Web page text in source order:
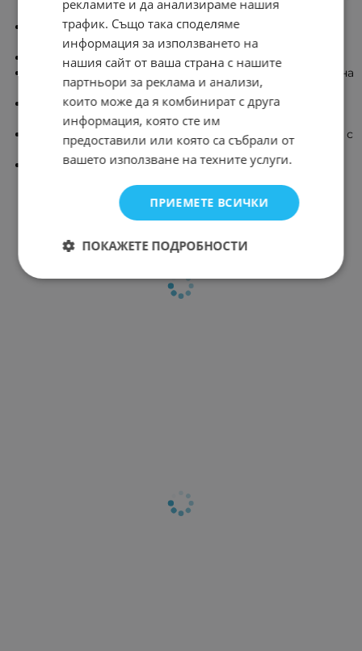
на звука
Той е съместим с компютри и преносими
компютри
Уникален интелигентен дизайн
Връзка 3.5MM аудио жак честотен диапазон изходна
мощност от 3 40Hz-20KHz
Съотношението сигнал / шум е повече от 75 dB
канал 2.2 USB захранващ режим
Разширеното съхранение не поддържа пластмаса с
1 обвивка
Тегло на кутията 0.1 (KG)
рекламите и да анализираме нашия
трафик. Също така споделяме
информация за използването на
нашия сайт от ваша страна с нашите
партньори за реклама и анализи,
които може да я комбинират с друга
информация, която сте им
предоставили или която са събрали от
вашето използване на техните услуги.
ПРИЕМЕТЕ ВСИЧКИ
ПОКАЖЕТЕ ПОДРОБНОСТИ